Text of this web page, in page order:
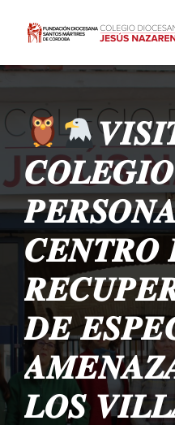
𝑪𝑬𝑵𝑻𝑹𝑶
𝑫𝑬
𝑳𝑶𝑺